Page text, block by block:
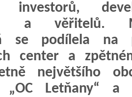
investorů,
a věřitelů.
se podílela na
center a
největšího
„OC Letňany“ a